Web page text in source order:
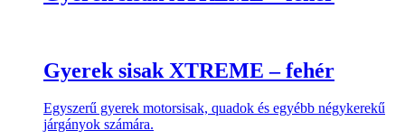
Gyerek sisak XTREME – fehér
Egyszerű gyerek motorsisak, quadok és egyébb négykerekű
járgányok számára.